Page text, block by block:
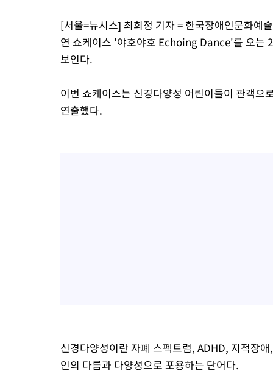
[서울=뉴시스] 최희정 기자 = 한국장애인문화예
연 쇼케이스 '야호야호 Echoing Dance'를 오는
보인다.
이번 쇼케이스는 신경다양성 어린이들이 관객으
연출했다.
신경다양성이란 자폐 스펙트럼, ADHD, 지적장
인의 다름과 다양성으로 포용하는 단어다.